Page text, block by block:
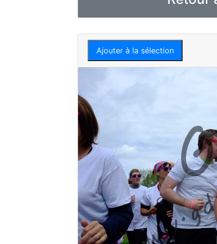
Ajouter à la sélection